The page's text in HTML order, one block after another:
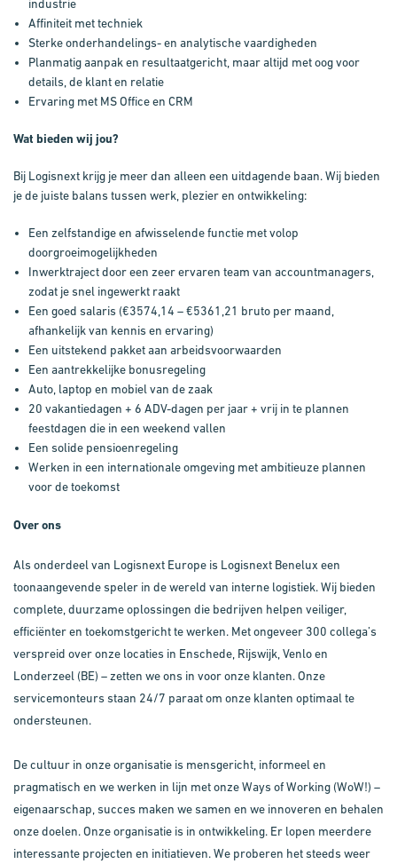
industrie
Affiniteit met techniek
Sterke onderhandelings- en analytische vaardigheden
Planmatig aanpak en resultaatgericht, maar altijd met oog voor
details, de klant en relatie
Ervaring met MS Office en CRM
Wat bieden wij jou?
Bij Logisnext krijg je meer dan alleen een uitdagende baan. Wij bieden
je de juiste balans tussen werk, plezier en ontwikkeling:
Een zelfstandige en afwisselende functie met volop
doorgroeimogelijkheden
Inwerktraject door een zeer ervaren team van accountmanagers,
zodat je snel ingewerkt raakt
Een goed salaris (€3574,14 – €5361,21 bruto per maand,
afhankelijk van kennis en ervaring)
Een uitstekend pakket aan arbeidsvoorwaarden
Een aantrekkelijke bonusregeling
Auto, laptop en mobiel van de zaak
20 vakantiedagen + 6 ADV-dagen per jaar + vrij in te plannen
feestdagen die in een weekend vallen
Een solide pensioenregeling
Werken in een internationale omgeving met ambitieuze plannen
voor de toekomst
Over ons
Als onderdeel van Logisnext Europe is Logisnext Benelux een
toonaangevende speler in de wereld van interne logistiek. Wij bieden
complete, duurzame oplossingen die bedrijven helpen veiliger,
efficiënter en toekomstgericht te werken. Met ongeveer 300 collega’s
verspreid over onze locaties in Enschede, Rijswijk, Venlo en
Londerzeel (BE) – zetten we ons in voor onze klanten. Onze
servicemonteurs staan 24/7 paraat om onze klanten optimaal te
ondersteunen.
De cultuur in onze organisatie is mensgericht, informeel en
pragmatisch en we werken in lijn met onze Ways of Working (WoW!) –
eigenaarschap, succes maken we samen en we innoveren en behalen
onze doelen. Onze organisatie is in ontwikkeling. Er lopen meerdere
interessante projecten en initiatieven. We proberen het steeds weer